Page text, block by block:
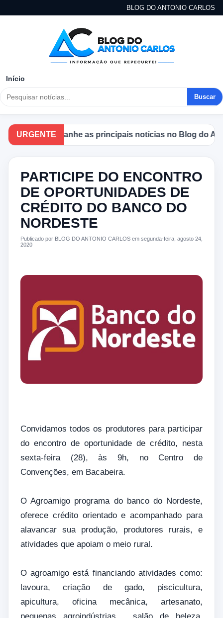
BLOG DO ANTONIO CARLOS
Início
Buscar
URGENTE
Acompanhe as principais notícias no Blog do
PARTICIPE DO ENCONTRO
DE OPORTUNIDADES DE
CRÉDITO DO BANCO DO
NORDESTE
Publicado por BLOG DO ANTONIO CARLOS em segunda-feira, agosto 24,
2020
Convidamos todos os produtores para participar
do encontro de oportunidade de crédito, nesta
sexta-feira (28), às 9h, no Centro de
Convenções, em Bacabeira.
O Agroamigo programa do banco do Nordeste,
oferece crédito orientado e acompanhado para
alavancar sua produção, produtores rurais, e
atividades que apoiam o meio rural.
O agroamigo está financiando atividades como:
lavoura, criação de gado, piscicultura,
apicultura, oficina mecânica, artesanato,